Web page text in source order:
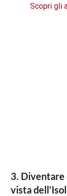
Scopri gli
3. Diventare
vista